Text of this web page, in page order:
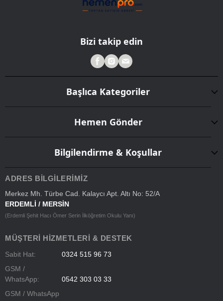
Bizi takip edin
Başlıca Kategoriler
Hemen Gönder
Bilgilendirme & Koşullar
ADRES BILGILERIMIZ
Merkez Mh. Türbe Cad. Kalaycı Apt. Altı No: 52/A
ERDEMLİ / MERSİN
(Erdemli Şehit Hacı Ömer Serin İlköğretim Okulu Yanı)
MÜŞTERI HIZMETLERI & DESTEK
Sabit Hat:
0324 515 96 73
GSM /
WhatsApp:
0542 303 03 33
GSM / WhatsApp